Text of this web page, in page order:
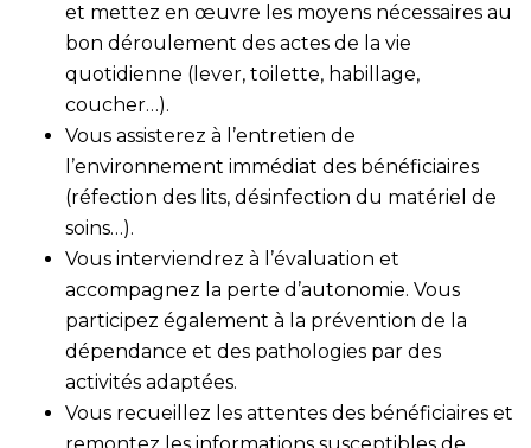
et mettez en œuvre les moyens nécessaires au
bon déroulement des actes de la vie
quotidienne (lever, toilette, habillage,
coucher…).
Vous assisterez à l’entretien de
l’environnement immédiat des bénéficiaires
(réfection des lits, désinfection du matériel de
soins…).
Vous interviendrez à l’évaluation et
accompagnez la perte d’autonomie. Vous
participez également à la prévention de la
dépendance et des pathologies par des
activités adaptées.
Vous recueillez les attentes des bénéficiaires et